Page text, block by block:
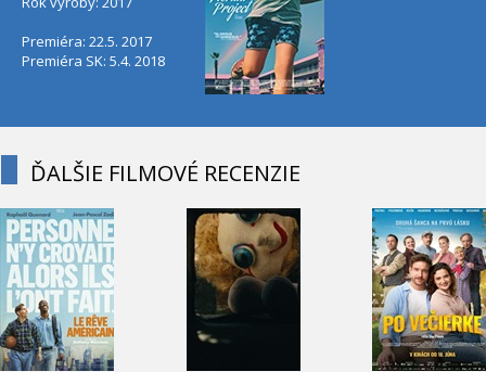
Premiéra: 22.5. 2017
Premiéra SK: 5.4. 2018
ĎALŠIE FILMOVÉ RECENZIE